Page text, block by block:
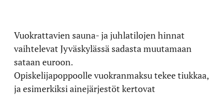
Vuokrattavien sauna- ja juhlatilojen hinnat
vaihtelevat Jyväskylässä sadasta muutamaan
sataan euroon.
Opiskelijapoppoolle vuokranmaksu tekee tiukkaa,
ja esimerkiksi ainejärjestöt kertovat